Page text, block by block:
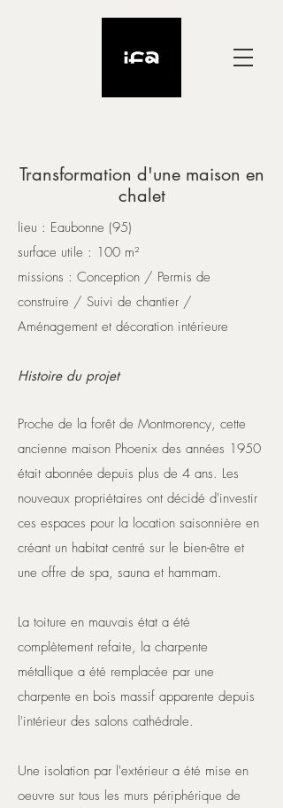
Transformation d'une maison en
chalet
lieu : Eaubonne (95)
​surface utile : 100 m²
missions : Conception / Permis de
construire / Suivi de chantier /
Aménagement et décoration intérieure
Histoire du projet
​Proche de la forêt de Montmorency, cette
ancienne maison Phoenix des années 1950
était abonnée depuis plus de 4 ans. Les
nouveaux propriétaires ont décidé d'investir
ces espaces pour la location saisonnière en
créant un habitat centré sur le bien-être et
une offre de spa, sauna et hammam.
La toiture en mauvais état a été
complètement refaite, la charpente
métallique a été remplacée par une
charpente en bois massif apparente depuis
l'intérieur des salons cathédrale.
Une isolation par l'extérieur a été mise en
oeuvre sur tous les murs périphérique de